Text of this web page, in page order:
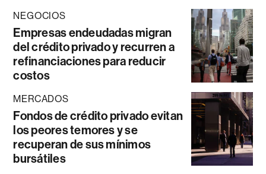
NEGOCIOS
Empresas endeudadas migran
del crédito privado y recurren a
refinanciaciones para reducir
costos
MERCADOS
Fondos de crédito privado evitan
los peores temores y se
recuperan de sus mínimos
bursátiles